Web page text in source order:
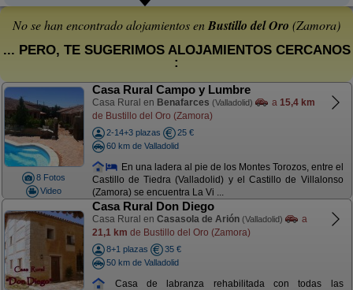
No se han encontrado alojamientos enBustillo del Oro (Zamora)
... PERO, TE SUGERIMOS ALOJAMIENTOS CERCANOS
:
8 Fotos
Video
Casa Rural Campo y Lumbre
Casa Rural en Benafarces (Valladolid) a 15,4 km
de Bustillo del Oro (Zamora)
2-14+3 plazas
25 €
60 km de Valladolid
En una ladera al pie de los Montes Torozos, entre el
Castillo de Tiedra (Valladolid) y el Castillo de Villalonso
(Zamora) se encuentra La Vi ...
Casa Rural Don Diego
Casa Rural en Casasola de Arión (Valladolid)
a
21,1 km de Bustillo del Oro (Zamora)
8+1 plazas
35 €
50 km de Valladolid
Casa de labranza rehabilitada con todas las